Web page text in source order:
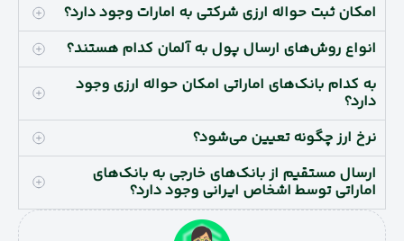
امکان ثبت حواله ارزی شرکتی به امارات وجود دارد؟
انواع روش‌های ارسال پول به آلمان کدام هستند؟
به کدام بانک‌های اماراتی امکان حواله ارزی وجود
دارد؟
نرخ ارز چگونه تعیین می‌شود؟
ارسال مستقیم از بانک‌های خارجی به بانک‌های
اماراتی توسط اشخاص ایرانی وجود دارد؟